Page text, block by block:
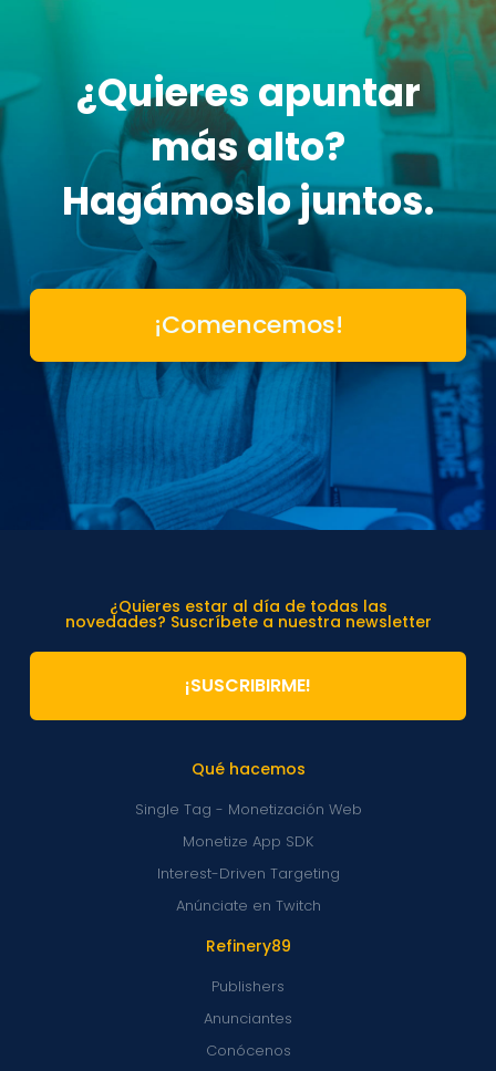
¿Quieres apuntar
más alto?
Hagámoslo juntos.
¡Comencemos!
Refinery89
Publishers
Anunciantes
Conócenos
Qué hacemos
Single Tag - Monetización Web
Monetize App SDK
Interest-Driven Targeting
Anúnciate en Twitch
¿Quieres estar al día de todas las
novedades? Suscríbete a nuestra newsletter
¡SUSCRIBIRME!